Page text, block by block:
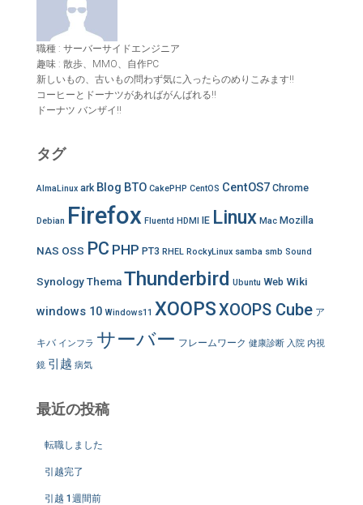
職種 : サーバーサイドエンジニア
趣味 : 散歩、MMO、自作PC
新しいもの、古いもの問わず気に入ったらのめりこみます!!
コーヒーとドーナツがあればがんばれる!!
ドーナツ バンザイ!!
タグ
AlmaLinux ark Blog BTO CakePHP CentOS CentOS7 Chrome
Debian Firefox Fluentd HDMI IE Linux Mac Mozilla
NAS OSS PC PHP PT3 RHEL RockyLinux samba smb Sound
SynologyThemaThunderbird Ubuntu Web Wiki
windows 10 Windows11 XOOPSXOOPS Cube ア
キバ インフラ サーバー フレームワーク 健康診断 入院 内視
鏡 引越 病気
最近の投稿
転職しました
引越完了
引越 1週間前